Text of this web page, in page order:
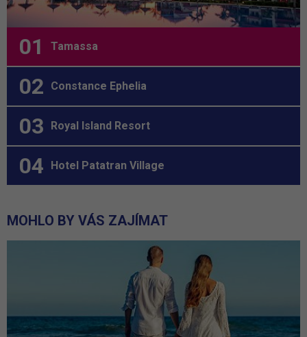
Tamassa
Constance Ephelia
Royal Island Resort
Hotel Patatran Village
MOHLO BY VÁS ZAJÍMAT